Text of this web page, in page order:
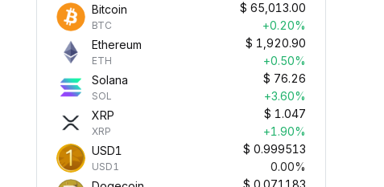
Bitcoin
BTC
$ 65,013.00
+0.20%
Ethereum
ETH
$ 1,920.90
+0.50%
Solana
SOL
$ 76.26
+3.60%
XRP
XRP
$ 1.047
+1.90%
USD1
USD1
$ 0.999513
0.00%
$ 0.071183